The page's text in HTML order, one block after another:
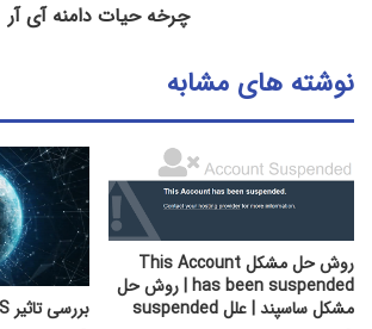
چرخه حیات دامنه آی آر
نوشته های مشابه
روش حل مشکل This Account
has been suspended | روش حل
مشکل ساسپند | علل suspended
بررسی تاثیر DNS در سرعت اینترنت